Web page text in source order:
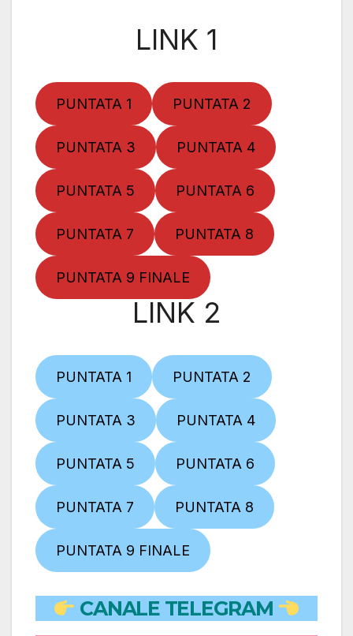
LINK 1
PUNTATA 1 PUNTATA 2
PUNTATA 3 PUNTATA 4
PUNTATA 5 PUNTATA 6
PUNTATA 7 PUNTATA 8
PUNTATA 9 FINALE
LINK 2
PUNTATA 1 PUNTATA 2
PUNTATA 3 PUNTATA 4
PUNTATA 5 PUNTATA 6
PUNTATA 7 PUNTATA 8
PUNTATA 9 FINALE
CANALE TELEGRAM